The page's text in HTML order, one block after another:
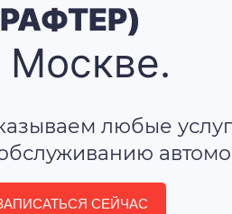
Москве.
любые
СЕЙЧАС